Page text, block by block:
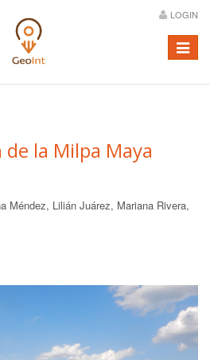
LOGIN
Menú
la Milpa Maya
Méndez, Lilián Juárez, Mariana Rivera,